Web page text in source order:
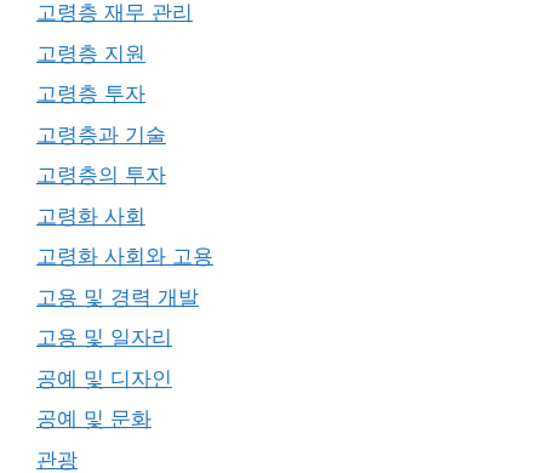
고령층 재무 관리
고령층 지원
고령층 투자
고령층과 기술
고령층의 투자
고령화 사회
고령화 사회와 고용
고용 및 경력 개발
고용 및 일자리
공예 및 디자인
공예 및 문화
관광